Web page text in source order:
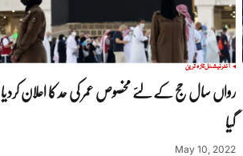
انٹرنیشنلتازہ ترین
رواں سال حج کے لئے مخصوص عمر کی حد کا اعلان کردیا
گیا
May 10, 2022